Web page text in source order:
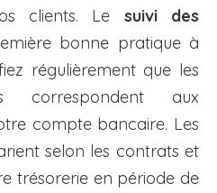
clients. Le suivi des
bonne pratique à
régulièrement que les
correspondent aux
compte bancaire. Les
selon les contrats et
trésorerie en période de